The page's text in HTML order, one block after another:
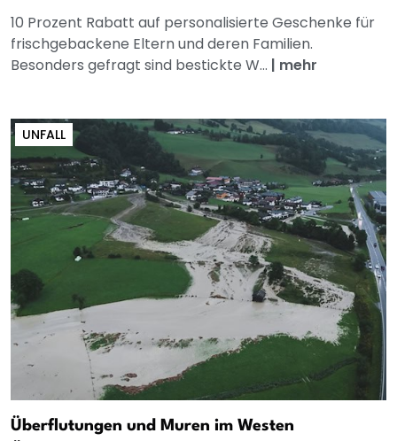
10 Prozent Rabatt auf personalisierte Geschenke für
frischgebackene Eltern und deren Familien.
Besonders gefragt sind bestickte W... | mehr
UNFALL
Überflutungen und Muren im Westen